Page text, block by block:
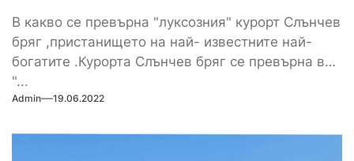
В какво се превърна "луксозния" курорт Слънчев
бряг ,пристанището на най- известните най-
богатите .Курорта Слънчев бряг се превърна в
"...
Admin 19.06.2022